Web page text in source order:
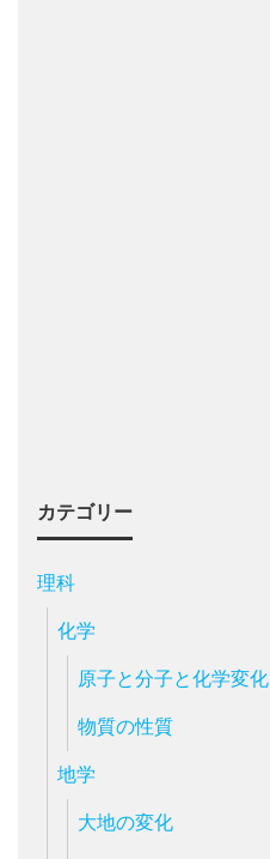
カテゴリー
理科
化学
原子と分子と化学変化
物質の性質
地学
大地の変化